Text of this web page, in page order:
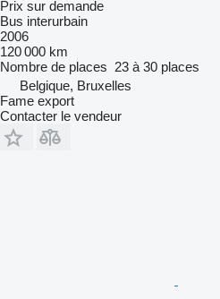
Prix sur demande
Bus interurbain
2006
120 000 km
Nombre de places 23 à 30 places
Belgique, Bruxelles
Fame export
Contacter le vendeur